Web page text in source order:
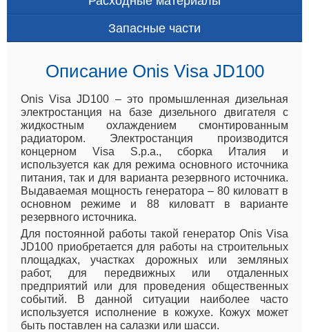
Запасные части
Описание Onis Visa JD100
Onis Visa JD100 – это промышленная дизельная
электростанция на базе дизельного двигателя с
жидкостным охлаждением смонтированным
радиатором. Электростанция производится
концерном Visa S.p.a., сборка Италия и
используется как для режима основного источника
питания, так и для варианта резервного источника.
Выдаваемая мощность генератора – 80 киловатт в
основном режиме и 88 киловатт в варианте
резервного источника.
Для постоянной работы такой генератор Onis Visa
JD100 приобретается для работы на строительных
площадках, участках дорожных или земляных
работ, для передвижных или отдаленных
предприятий или для проведения общественных
событий. В данной ситуации наиболее часто
используется исполнение в кожухе. Кожух может
быть поставлен на салазки или шасси.